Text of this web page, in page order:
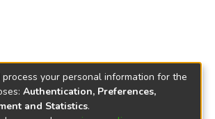
your personal information for the
Authentication, Preferences,
and Statistics.